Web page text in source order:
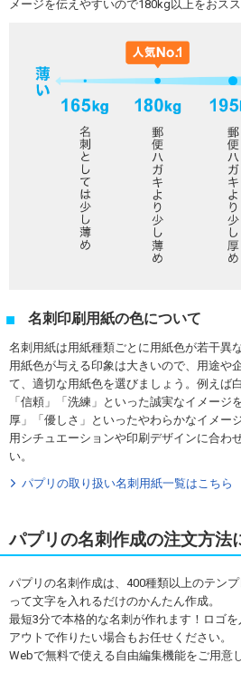
メージを伝えやすいので180kg以上をおスス
名刺印刷用紙の色について
名刺用紙は用紙種類ごとに用紙色が若干異
用紙色が与える印象は大きいので、用途や
て、適切な用紙色を選びましょう。例えば
「信頼」「洗練」といった誠実なイメージ
厚」「優しさ」といったやわらかなイメー
用シチュエーションや印刷デザインに合わ
い。
パプリの取り扱い名刺用紙一覧はこちら
パプリの名刺作成の注文方法
パプリの名刺作成は、400種類以上のテン
って文字を入れるだけのかんたん作成。
最短3分で本格的な名刺が作れます！ロゴ
アウトで作りたい場合もお任せください。
Webで無料で使える自由編集機能をご用意